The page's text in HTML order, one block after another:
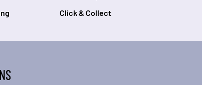
Click & Collect